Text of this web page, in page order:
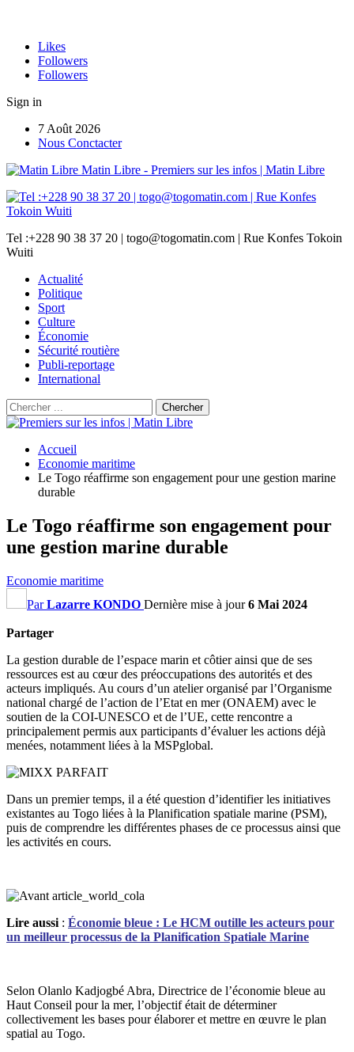
Likes
Followers
Followers
Sign in
7 Août 2026
Nous Conctacter
Matin Libre - Premiers sur les infos | Matin Libre
Tel :+228 90 38 37 20 | togo@togomatin.com | Rue Konfes Tokoin
Wuiti
Actualité
Politique
Sport
Culture
Économie
Sécurité routière
Publi-reportage
International
Accueil
Economie maritime
Le Togo réaffirme son engagement pour une gestion marine
durable
Le Togo réaffirme son engagement pour
une gestion marine durable
Economie maritime
ParLazarre KONDO Dernière mise à jour6 Mai 2024
Partager
La gestion durable de l’espace marin et côtier ainsi que de ses
ressources est au cœur des préoccupations des autorités et des
acteurs impliqués. Au cours d’un atelier organisé par l’Organisme
national chargé de l’action de l’Etat en mer (ONAEM) avec le
soutien de la COI-UNESCO et de l’UE, cette rencontre a
principalement permis aux participants d’évaluer les actions déjà
menées, notamment liées à la MSPglobal.
Dans un premier temps, il a été question d’identifier les initiatives
existantes au Togo liées à la Planification spatiale marine (PSM),
puis de comprendre les différentes phases de ce processus ainsi que
les activités en cours.
Lire aussi : Économie bleue : Le HCM outille les acteurs pour
un meilleur processus de la Planification Spatiale Marine
Selon Olanlo Kadjogbé Abra, Directrice de l’économie bleue au
Haut Conseil pour la mer, l’objectif était de déterminer
collectivement les bases pour élaborer et mettre en œuvre le plan
spatial au Togo.